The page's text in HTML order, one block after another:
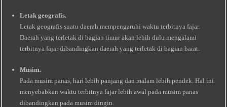
Letak geografis.
Letak geografis suatu daerah mempengaruhi waktu terbitnya fajar.
Daerah yang terletak di bagian timur akan lebih dulu mengalami
terbitnya fajar dibandingkan daerah yang terletak di bagian barat.
Musim.
Pada musim panas, hari lebih panjang dan malam lebih pendek. Hal ini
menyebabkan waktu terbitnya fajar lebih awal pada musim panas
dibandingkan pada musim dingin.